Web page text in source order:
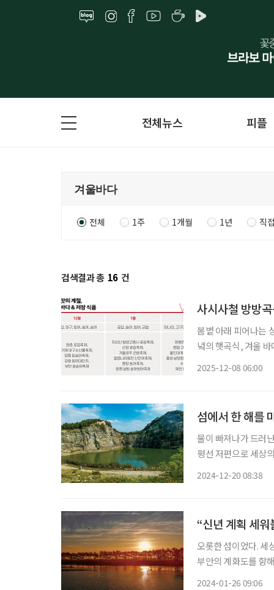
전체뉴스 피플
전체 1주 1개월 1년 직
검색결과 총 16 건
사시사철 방방
봄볕 아래 피어나는
녘의 햇곡식, 겨울
2025-12-08 06:00
섬에서 한 해를
물이 빠져나가 드러
평선 저편으로 세상
2024-12-20 08:38
“신년 계획 세
오롯한 섬이었다. 세
부안의 계화도를 향
2024-01-26 09:06